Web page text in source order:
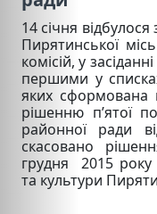
14 січня
Пирятинської
комісій, у
першими у
яких сформована
рішенню п’ятої
районної ради
скасовано
грудня 2015 року
та культури